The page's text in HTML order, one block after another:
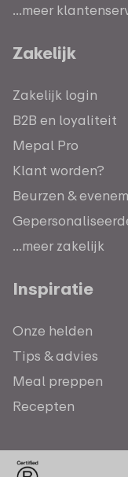
...meer
Zakelijk
Zakelijk login
B2B en loyaliteit
Mepal Pro
Klant worden?
Beurzen &
...meer zakelijk
Inspiratie
Onze helden
Tips & advies
Meal preppen
Recepten